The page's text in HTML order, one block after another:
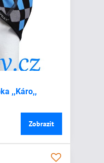
,,Káro,,
Zobrazit